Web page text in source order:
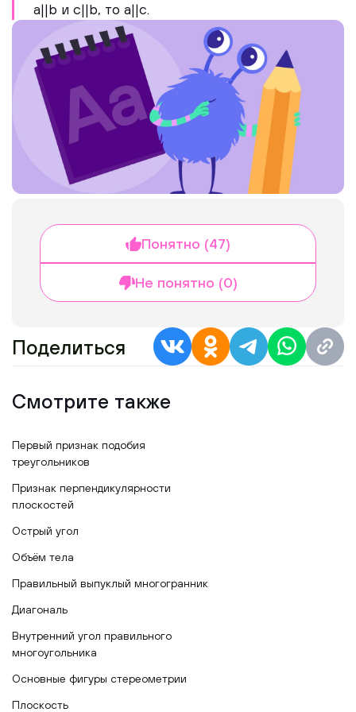
a||b и c||b, то a||c.
Понятно (47)
Не понятно (0)
Поделиться
Смотрите также
Первый признак подобия
треугольников
Признак перпендикулярности
плоскостей
Острый угол
Объём тела
Правильный выпуклый многогранник
Диагональ
Внутренний угол правильного
многоугольника
Основные фигуры стереометрии
Плоскость